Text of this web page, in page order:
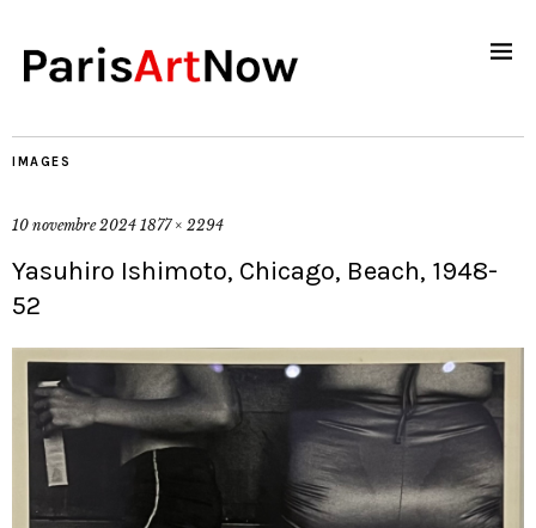
IMAGES
10 novembre 2024 1877 × 2294
Yasuhiro Ishimoto, Chicago, Beach, 1948-
52